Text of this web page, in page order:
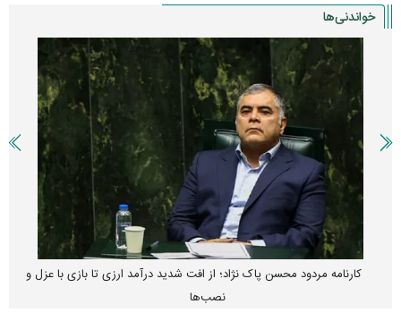
خواندنی‌ها
کارنامه مردود محسن پاک‌ نژاد؛ از افت شدید درآمد ارزی تا بازی با عزل و
نصب‌ها